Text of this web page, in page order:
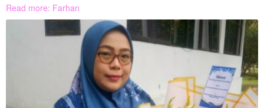
Read more: Farhan